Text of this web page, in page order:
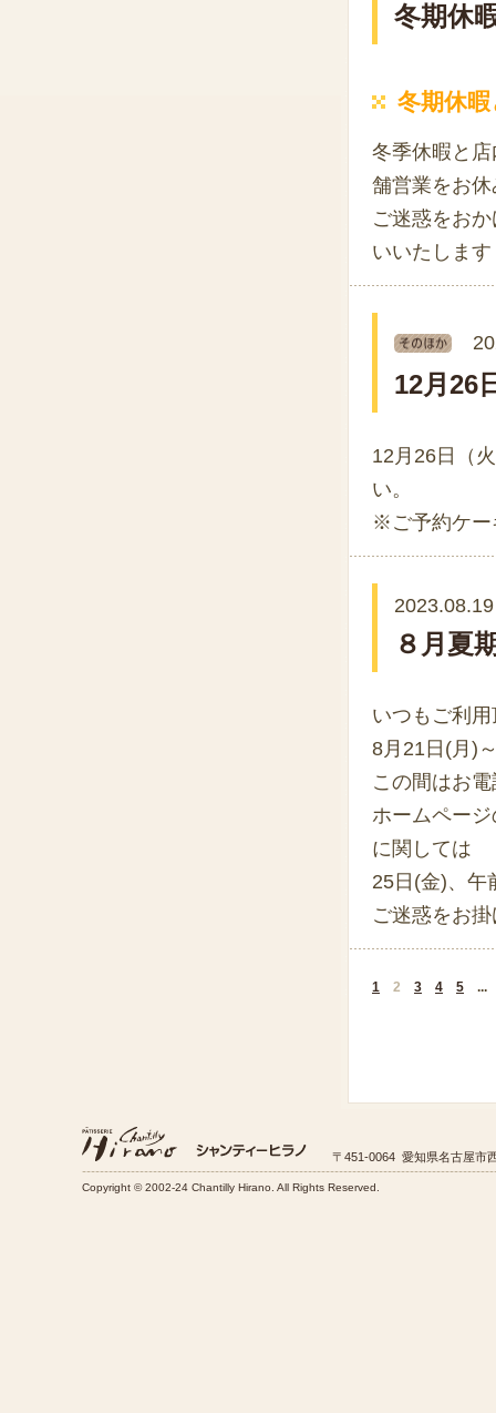
冬期休
冬期休
冬季休暇と
舗営業をお
ご迷惑をお
いいたします
12月26
12月26日（
い。
※ご予約ケー
2023.08.19
８月夏
いつもご利
8月21日(月)
この間はお
ホームペー
に関しては
25日(金)、午
ご迷惑をお
1 2 3 4 5 ...
〒451-0064 愛知県名古屋市
Copyright © 2002-24 Chantilly Hirano. All Rights Reserved.